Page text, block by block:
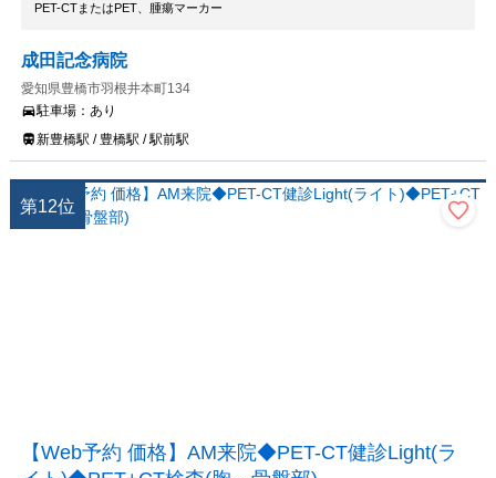
PET-CTまたはPET、腫瘍マーカー
成田記念病院
愛知県豊橋市羽根井本町134
駐車場： あり
新豊橋駅 / 豊橋駅 / 駅前駅
第12位
【Web予約 価格】AM来院◆PET-CT健診Light(ラ